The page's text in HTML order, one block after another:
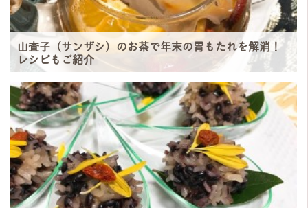
山査子（サンザシ）のお茶で年末の胃もたれを解消！
レシピもご紹介